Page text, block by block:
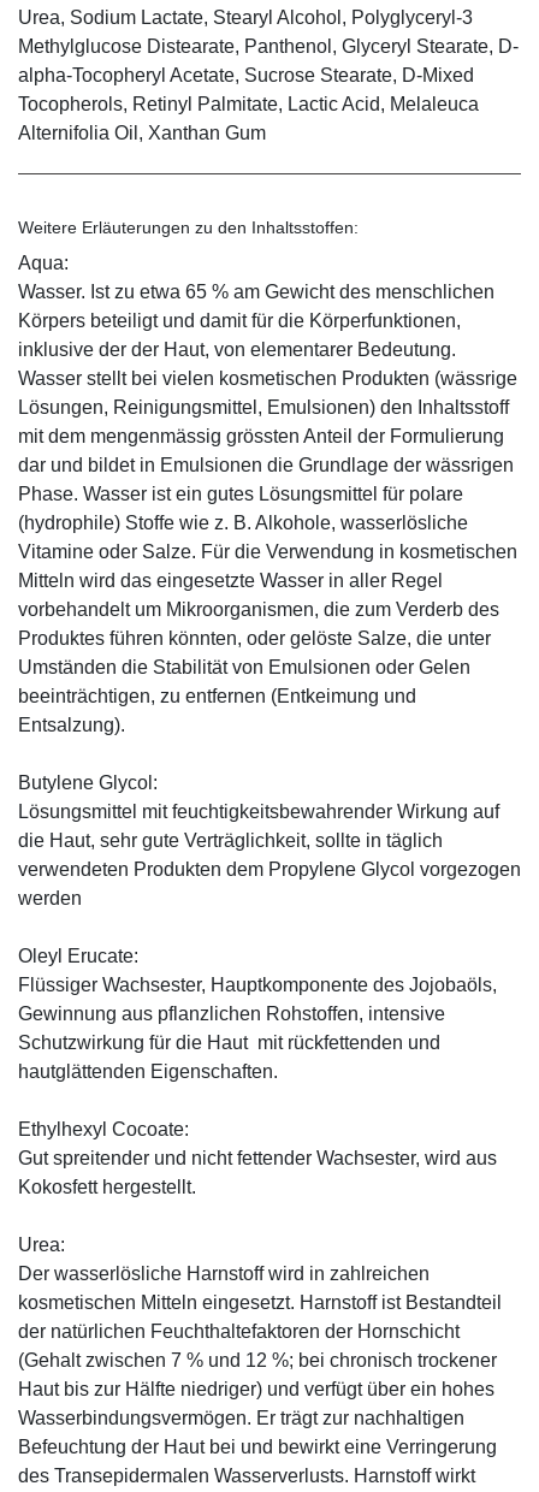
Urea, Sodium Lactate, Stearyl Alcohol, Polyglyceryl-3
Methylglucose Distearate, Panthenol, Glyceryl Stearate, D-
alpha-Tocopheryl Acetate, Sucrose Stearate, D-Mixed
Tocopherols, Retinyl Palmitate, Lactic Acid, Melaleuca
Alternifolia Oil, Xanthan Gum
Weitere Erläuterungen zu den Inhaltsstoffen:
Aqua:
Wasser. Ist zu etwa 65 % am Gewicht des menschlichen
Körpers beteiligt und damit für die Körperfunktionen,
inklusive der der Haut, von elementarer Bedeutung.
Wasser stellt bei vielen kosmetischen Produkten (wässrige
Lösungen, Reinigungsmittel, Emulsionen) den Inhaltsstoff
mit dem mengenmässig grössten Anteil der Formulierung
dar und bildet in Emulsionen die Grundlage der wässrigen
Phase. Wasser ist ein gutes Lösungsmittel für polare
(hydrophile) Stoffe wie z. B. Alkohole, wasserlösliche
Vitamine oder Salze. Für die Verwendung in kosmetischen
Mitteln wird das eingesetzte Wasser in aller Regel
vorbehandelt um Mikroorganismen, die zum Verderb des
Produktes führen könnten, oder gelöste Salze, die unter
Umständen die Stabilität von Emulsionen oder Gelen
beeinträchtigen, zu entfernen (Entkeimung und
Entsalzung).
Butylene Glycol:
Lösungsmittel mit feuchtigkeitsbewahrender Wirkung auf
die Haut, sehr gute Verträglichkeit, sollte in täglich
verwendeten Produkten dem Propylene Glycol vorgezogen
werden
Oleyl Erucate:
Flüssiger Wachsester, Hauptkomponente des Jojobaöls,
Gewinnung aus pflanzlichen Rohstoffen, intensive
Schutzwirkung für die Haut mit rückfettenden und
hautglättenden Eigenschaften.
Ethylhexyl Cocoate:
Gut spreitender und nicht fettender Wachsester, wird aus
Kokosfett hergestellt.
Urea:
Der wasserlösliche Harnstoff wird in zahlreichen
kosmetischen Mitteln eingesetzt. Harnstoff ist Bestandteil
der natürlichen Feuchthaltefaktoren der Hornschicht
(Gehalt zwischen 7 % und 12 %; bei chronisch trockener
Haut bis zur Hälfte niedriger) und verfügt über ein hohes
Wasserbindungsvermögen. Er trägt zur nachhaltigen
Befeuchtung der Haut bei und bewirkt eine Verringerung
des Transepidermalen Wasserverlusts. Harnstoff wirkt